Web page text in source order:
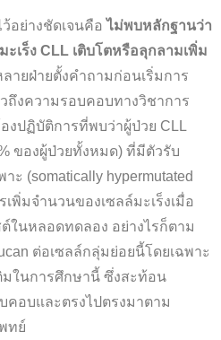
อย่างชัดเจนคือไม่พบหลักฐานว่า
เร็ง CLL เติบโตหรือลุกลามเพิ่ม
ายฝ่ายตั้งคำถามก่อนเริ่มการ
ถึงความรอบคอบทางวิชาการ
งปฏิบัติการที่พบว่าผู้ป่วย CLL
ของผู้ป่วยทั้งหมด) ที่มีตัวรับ
ะ (somatically hypermutated
เพิ่มจำนวนของเซลล์มะเร็งเมื่อ
ในหลอดทดลอง อย่างไรก็ตาม
ต่อเซลล์กลุ่มย่อยนี้โดยเฉพาะ
มในการศึกษานี้ ซึ่งสะท้อน
คอบและตรงไปตรงมาตาม
ทย์